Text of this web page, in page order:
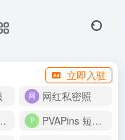
立即入驻
网红私密照
做应用
PVAPins 短信接码平台